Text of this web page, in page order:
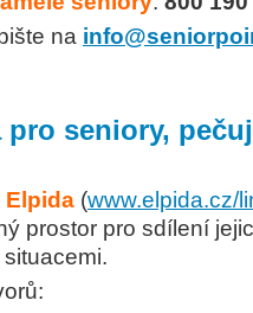
na
pro seniory,
Elpida (www.elpida.cz/
prostor pro sdílení